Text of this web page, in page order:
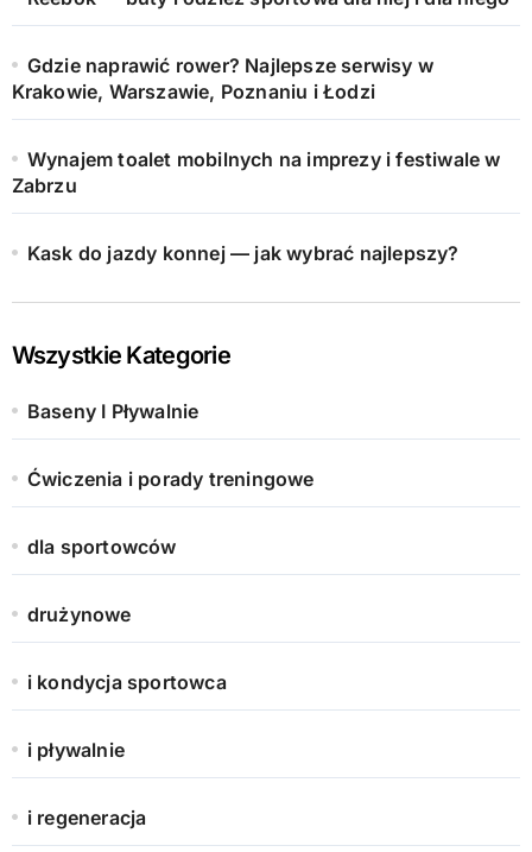
Gdzie naprawić rower? Najlepsze serwisy w
Krakowie, Warszawie, Poznaniu i Łodzi
Wynajem toalet mobilnych na imprezy i festiwale w
Zabrzu
Kask do jazdy konnej — jak wybrać najlepszy?
Wszystkie Kategorie
Baseny I Pływalnie
Ćwiczenia i porady treningowe
dla sportowców
drużynowe
i kondycja sportowca
i pływalnie
i regeneracja